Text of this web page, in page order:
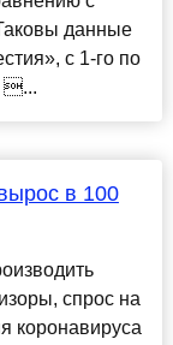
данные
с 1-го по
...
в 100
спрос на
коронавируса